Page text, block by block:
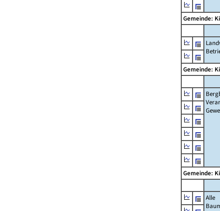
Gemeinde:
Gemeinde:
Gemeinde:
Alle